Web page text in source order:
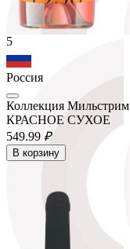
5
Россия
Коллекция Мильстрим
КРАСНОЕ СУХОЕ
549.99 ₽
В корзину